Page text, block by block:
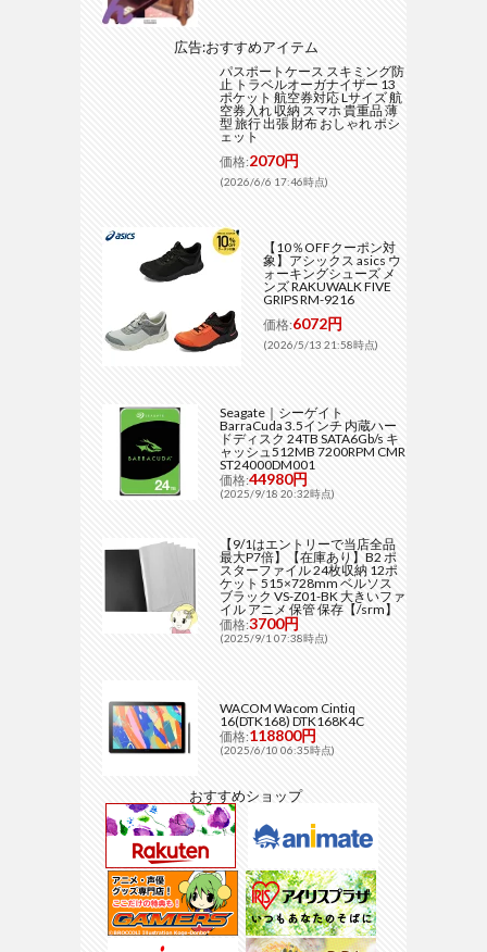
広告:おすすめアイテム
パスポートケース スキミング防
止 トラベルオーガナイザー 13
ポケット 航空券対応 Lサイズ 航
空券入れ 収納 スマホ 貴重品 薄
型 旅行 出張 財布 おしゃれ ポシ
ェット
価格:2070円
(2026/6/6 17:46時点)
【10％OFFクーポン対
象】アシックス asics ウ
ォーキングシューズ メ
ンズ RAKUWALK FIVE
GRIPS RM-9216
価格:6072円
(2026/5/13 21:58時点)
Seagate｜シーゲイト
BarraCuda 3.5インチ 内蔵ハー
ドディスク 24TB SATA6Gb/s キ
ャッシュ512MB 7200RPM CMR
ST24000DM001
価格:44980円
(2025/9/18 20:32時点)
【9/1はエントリーで当店全品
最大P7倍】【在庫あり】B2 ポ
スターファイル 24枚収納 12ポ
ケット 515×728mm ベルソス
ブラック VS-Z01-BK 大きいファ
イル アニメ 保管 保存【/srm】
価格:3700円
(2025/9/1 07:38時点)
WACOM Wacom Cintiq
16(DTK168) DTK168K4C
価格:118800円
(2025/6/10 06:35時点)
おすすめショップ